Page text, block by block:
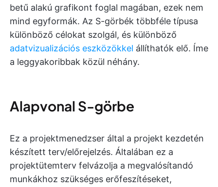
betű alakú grafikont foglal magában, ezek nem
mind egyformák. Az S-görbék többféle típusa
különböző célokat szolgál, és különböző
adatvizualizációs eszközökkel állíthatók elő. Íme
a leggyakoribbak közül néhány.
Alapvonal S-görbe
Ez a projektmenedzser által a projekt kezdetén
készített terv/előrejelzés. Általában ez a
projektütemterv felvázolja a megvalósítandó
munkákhoz szükséges erőfeszítéseket,